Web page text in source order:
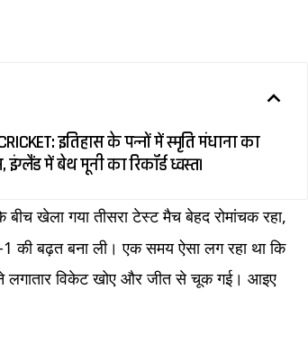
इतिहास के पन्नों में स्मृति मंधाना का
इंग्लैंड में बेथ मूनी का रिकॉर्ड ध्वस्त।
खेला गया तीसरा टेस्ट मैच बेहद रोमांचक रहा,
की बढ़त बना ली। एक समय ऐसा लग रहा था कि
लगातार विकेट खोए और जीत से चूक गई। आइए